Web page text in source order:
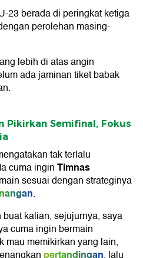
23 berada di peringkat ketiga
perolehan masing-
lebih di atas angin
ada jaminan tiket babak
Pikirkan Semifinal, Fokus
tak terlalu
cuma inginTimnas
sesuai dengan strateginya
.
kalian, sejujurnya, saya
cuma ingin bermain
mau memikirkan yang lain,